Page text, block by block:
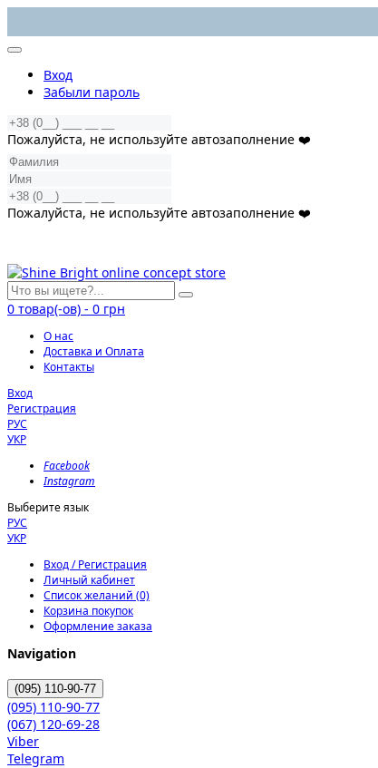
Вход
Забыли пароль
Пожалуйста, не используйте автозаполнение ❤️
Пожалуйста, не используйте автозаполнение ❤️
0 товар(-ов) - 0 грн
О нас
Доставка и Оплата
Контакты
Вход
Регистрация
РУС
УКР
Facebook
Instagram
Выберите язык
РУС
УКР
Вход / Регистрация
Личный кабинет
Список желаний (0)
Корзина покупок
Оформление заказа
Navigation
(095) 110-90-77
(095) 110-90-77
(067) 120-69-28
Viber
Telegram